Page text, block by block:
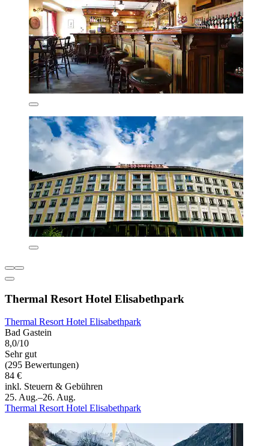
Thermal Resort Hotel Elisabethpark
Thermal Resort Hotel Elisabethpark
Bad Gastein
8,0/10
Sehr gut
(295 Bewertungen)
84 €
inkl. Steuern & Gebühren
25. Aug.–26. Aug.
Thermal Resort Hotel Elisabethpark